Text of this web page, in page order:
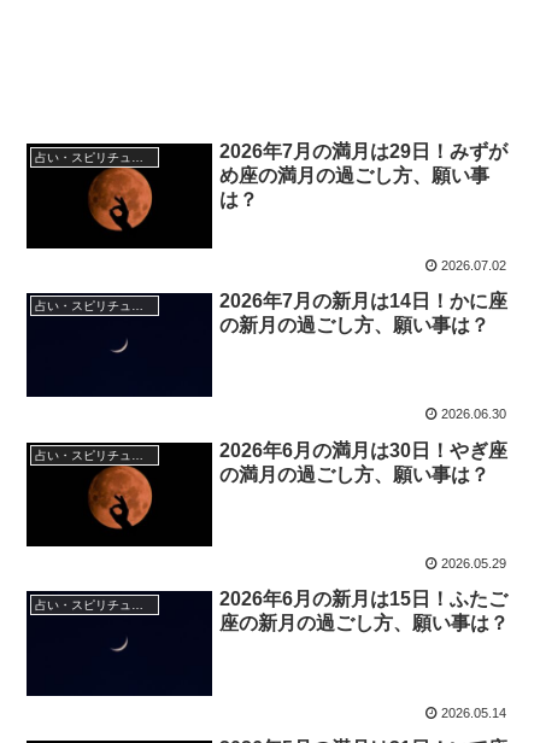
2026年7月の満月は29日！みずが
め座の満月の過ごし方、願い事
は？
2026.07.02
占い・スピリチュアル
2026年7月の新月は14日！かに座
の新月の過ごし方、願い事は？
2026.06.30
2026年6月の満月は30日！やぎ座
の満月の過ごし方、願い事は？
2026.05.29
2026年6月の新月は15日！ふたご
座の新月の過ごし方、願い事は？
2026.05.14